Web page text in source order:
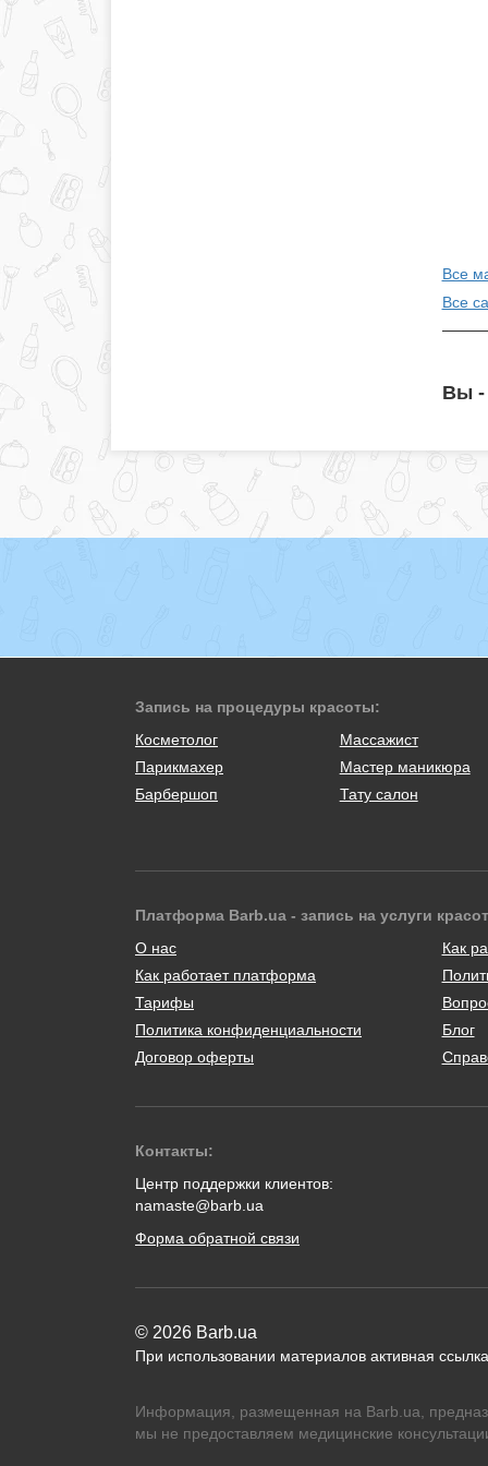
Все
Все
Вы -
Запись на процедуры красоты:
Косметолог
Массажист
Парикмахер
Мастер маникюра
Барбершоп
Тату салон
Платформа Barb.ua - запись на услуги
О нас
Как работает платформа
Тарифы
Политика конфиденциальности
Договор оферты
Как
Блог
Контакты:
Центр поддержки клиентов:
namaste@barb.ua
Форма обратной связи
© 2026 Barb.ua
При использовании материалов активная
Информация, размещенная на Barb.ua,
мы не предоставляем медицинские